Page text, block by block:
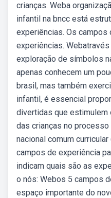
crianças. Weba
infantil na bncc está
experiências. Os campos
experiências.
exploração de símbolos
apenas conhecem um
brasil, mas também
infantil, é essencial
divertidas que estimulem
das crianças no
nacional comum
campos de experiência
indicam quais são as
o nós: Webos 5 campos
espaço importante do